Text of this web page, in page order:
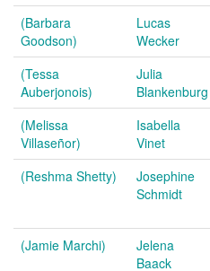
(Barbara
Goodson)
Lucas
Wecker
(Tessa
Auberjonois)
Julia
Blankenburg
(Melissa
Villaseñor)
Isabella
Vinet
(Reshma Shetty)
Josephine
Schmidt
(Jamie Marchi)
Jelena
Baack